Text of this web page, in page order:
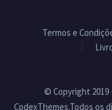
Termos e
© Copyright 2019
CodexThemes.Todos os